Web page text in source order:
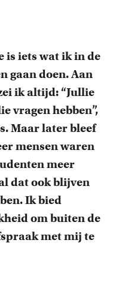
is iets wat ik in de
gaan doen. Aan
ik altijd: “Jullie
vragen hebben”,
Maar later bleef
mensen waren
meer
dat ook blijven
Ik bied
om buiten de
met mij te